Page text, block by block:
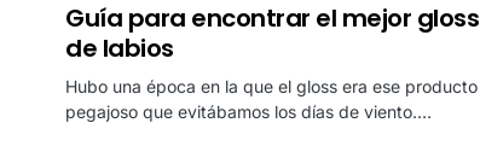
Guía para encontrar el mejor gloss
de labios
Hubo una época en la que el gloss era ese producto
pegajoso que evitábamos los días de viento.…